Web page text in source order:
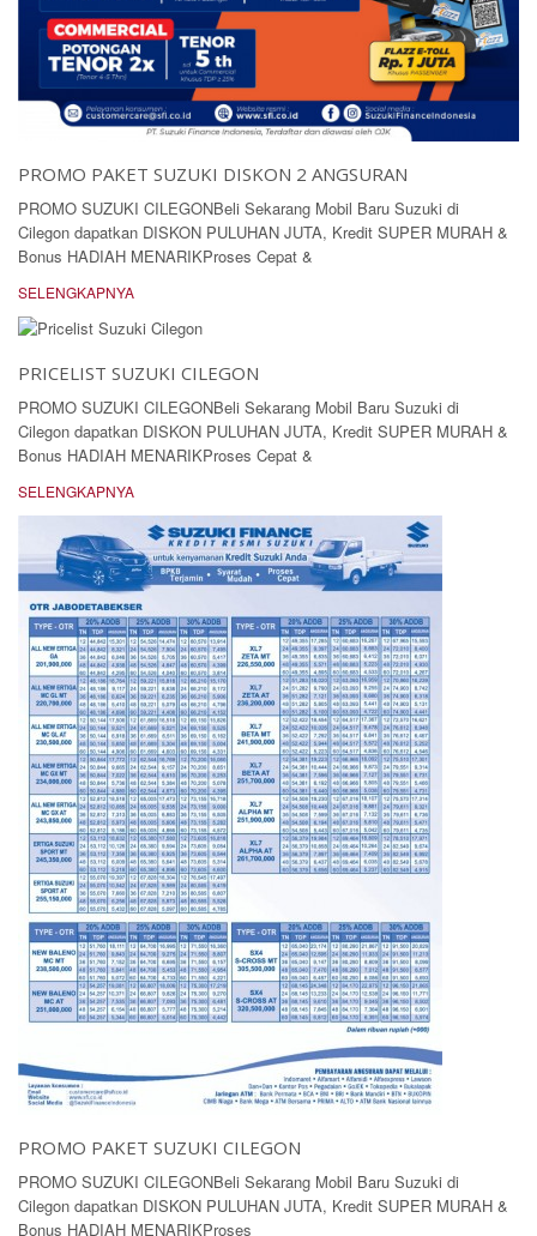
PROMO PAKET SUZUKI DISKON 2 ANGSURAN
PROMO SUZUKI CILEGONBeli Sekarang Mobil Baru Suzuki di
Cilegon dapatkan DISKON PULUHAN JUTA, Kredit SUPER MURAH &
Bonus HADIAH MENARIKProses Cepat &
SELENGKAPNYA
PRICELIST SUZUKI CILEGON
PROMO SUZUKI CILEGONBeli Sekarang Mobil Baru Suzuki di
Cilegon dapatkan DISKON PULUHAN JUTA, Kredit SUPER MURAH &
Bonus HADIAH MENARIKProses Cepat &
SELENGKAPNYA
PROMO PAKET SUZUKI CILEGON
PROMO SUZUKI CILEGONBeli Sekarang Mobil Baru Suzuki di
Cilegon dapatkan DISKON PULUHAN JUTA, Kredit SUPER MURAH &
Bonus HADIAH MENARIKProses